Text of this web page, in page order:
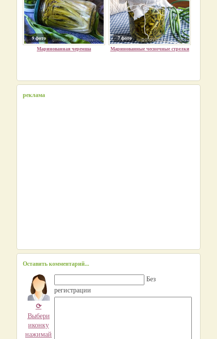
9 фото
Маринованная черемша
7 фото
Маринованные чесночные стрелки
реклама
Оставить комментарий...
⟳
Выбери
иконку
нажимай
Без
регистрации